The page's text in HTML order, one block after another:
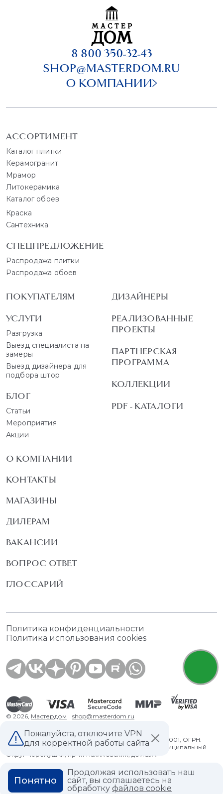
8 800 350-32-43
SHOP@MASTERDOM.RU
О КОМПАНИИ
АССОРТИМЕНТ
Каталог плитки
Керамогранит
Мрамор
Литокерамика
Каталог обоев
Краска
Сантехника
СПЕЦПРЕДЛОЖЕНИЕ
Распродажа плитки
Распродажа обоев
ПОКУПАТЕЛЯМ
УСЛУГИ
Разгрузка
Выезд специалиста на
замеры
Выезд дизайнера для
подбора штор
БЛОГ
Статьи
Мероприятия
Акции
ДИЗАЙНЕРЫ
РЕАЛИЗОВАННЫЕ
ПРОЕКТЫ
ПАРТНЕРСКАЯ
ПРОГРАММА
КОЛЛЕКЦИИ
PDF - КАТАЛОГИ
О КОМПАНИИ
КОНТАКТЫ
МАГАЗИНЫ
ДИЛЕРАМ
ВАКАНСИИ
ВОПРОС ОТВЕТ
ГЛОССАРИЙ
Политика конфиденциальности
Политика использования cookies
© 2026, Мастердом shop@masterdom.ru
ООО "АРТДЕКОРИУМ", ИНН: 9728136130, КПП: 772801001, ОГРН:
1247700460260, 117335, Город Москва, вн.тер. г. Муниципальный
Округ Черемушки, пр-кт Нахимовский, дом 59А
Пожалуйста, отключите VPN
для корректной работы сайта
Продолжая использовать наш
сайт, вы соглашаетесь на
обработкуфайлов cookie
Понятно